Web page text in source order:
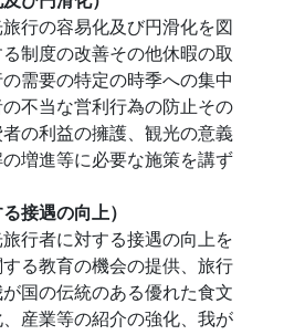
行の容易化及び円滑化を図
制度の改善その他休暇の取
需要の特定の時季への集中
不当な営利行為の防止その
の利益の擁護、観光の意義
増進等に必要な施策を講ず
接遇の向上）
行者に対する接遇の向上を
る教育の機会の提供、旅行
国の伝統のある優れた食文
産業等の紹介の強化、我が